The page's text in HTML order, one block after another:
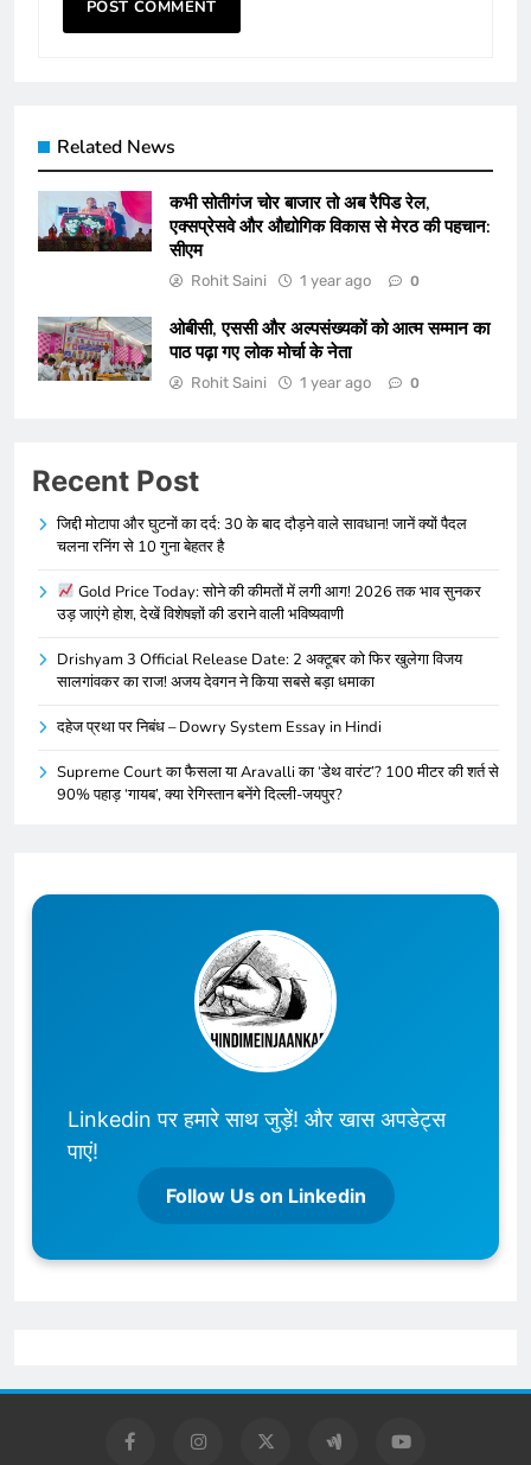
Related News
कभी सोतीगंज चोर बाजार तो अब रैपिड रेल,
एक्सप्रेसवे और औद्योगिक विकास से मेरठ की पहचान:
सीएम
Rohit Saini 1 year ago 0
ओबीसी, एससी और अल्पसंख्यकों को आत्म सम्मान का
पाठ पढ़ा गए लोक मोर्चा के नेता
Rohit Saini 1 year ago 0
Recent Post
जिद्दी मोटापा और घुटनों का दर्द: 30 के बाद दौड़ने वाले सावधान! जानें क्यों पैदल
चलना रनिंग से 10 गुना बेहतर है
Gold Price Today: सोने की कीमतों में लगी आग! 2026 तक भाव सुनकर
उड़ जाएंगे होश, देखें विशेषज्ञों की डराने वाली भविष्यवाणी
Drishyam 3 Official Release Date: 2 अक्टूबर को फिर खुलेगा विजय
सालगांवकर का राज! अजय देवगन ने किया सबसे बड़ा धमाका
दहेज प्रथा पर निबंध – Dowry System Essay in Hindi
Supreme Court का फैसला या Aravalli का ‘डेथ वारंट’? 100 मीटर की शर्त से
90% पहाड़ ‘गायब’, क्या रेगिस्तान बनेंगे दिल्ली-जयपुर?
Linkedin पर हमारे साथ जुड़ें! और खास अपडेट्स
पाएं!
Follow Us on Linkedin